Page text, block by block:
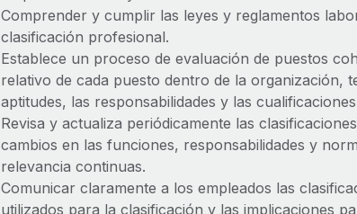
Comprender y cumplir las leyes y reglamentos
clasificación profesional.
Establece un proceso de evaluación de puestos
relativo de cada puesto dentro de la organización,
aptitudes, las responsabilidades y las
Revisa y actualiza periódicamente las
cambios en las funciones, responsabilidades y
relevancia continuas.
Comunicar claramente a los empleados las
utilizados para la clasificación y las implicaciones